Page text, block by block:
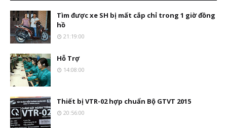
Tìm được xe SH bị mất cắp chỉ trong 1 giờ đồng
hồ
21:19:00
Hỗ Trợ
14:08:00
Thiết bị VTR-02 hợp chuẩn Bộ GTVT 2015
20:56:00